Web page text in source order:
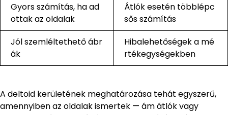
Gyors számítás, ha ad
ottak az oldalak
Átlók esetén többlépc
sős számítás
Jól szemléltethető ábr
ák
Hibalehetőségek a mé
rtékegységekben
A deltoid kerületének meghatározása tehát egyszerű,
amennyiben az oldalak ismertek — ám átlók vagy